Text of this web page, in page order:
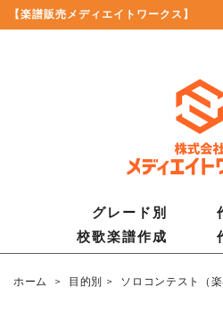
【楽譜販売メディエイトワークス】
グレード別
校歌楽譜作成
ホーム > 目的別 > ソロコンテスト（楽